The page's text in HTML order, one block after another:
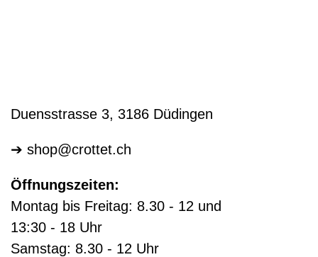
Duensstrasse 3, 3186 Düdingen
➔ shop@crottet.ch
Öffnungszeiten:
Montag bis Freitag: 8.30 - 12 und
13:30 - 18 Uhr
Samstag: 8.30 - 12 Uhr